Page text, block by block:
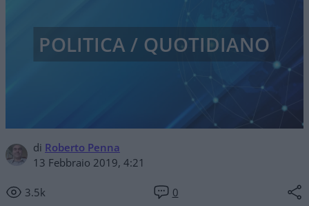
di Roberto Penna
13 Febbraio 2019, 4:21
3.5k 0
POLITICA / QUOTIDIANO